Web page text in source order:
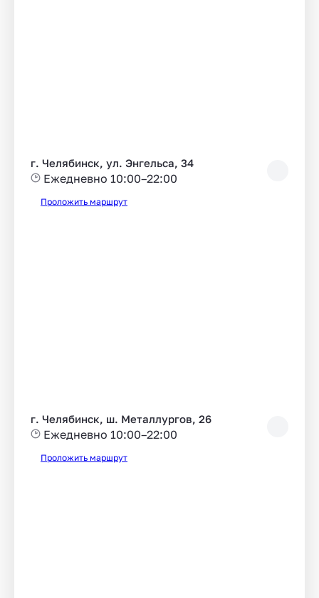
г. Челябинск, ул. Энгельса, 34
Ежедневно 10:00–22:00
Проложить маршрут
г. Челябинск, ш. Металлургов, 26
Ежедневно 10:00–22:00
Проложить маршрут